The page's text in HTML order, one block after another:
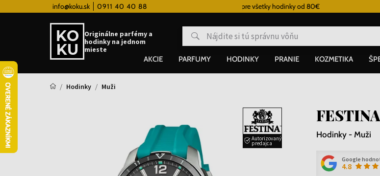
info@koku.sk 0911 40 40 88
Doprava zadarmo pre všetky hodinky od 80€ Vernostný systém
Originálne parfémy a
hodinky na jednom
mieste
AKCIE PARFUMY HODINKY PRANIE KOZMETIKA
Hodinky Muži
Autorizovaný
predajca
Hodinky - Muži
Google
4.8